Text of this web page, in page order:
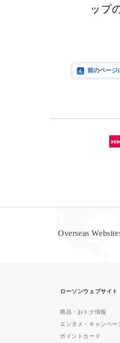
ップ
前のページ
Overseas
ローソンウェブサイト
商品・おトク情報
エンタメ・キャンペー
ポイントカード